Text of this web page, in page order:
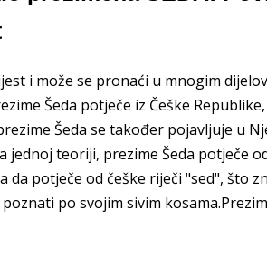
i može se pronaći u mnogim
Šeda potječe iz Češke
Šeda se također pojavljuje u
jednoj teoriji, prezime Šeda potječe
potječe od češke riječi "sed", što
po svojim sivim